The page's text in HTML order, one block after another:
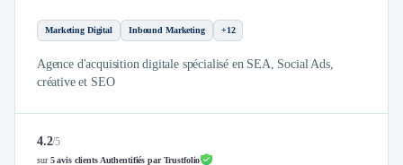
Marketing Digital Inbound Marketing +12
Agence d'acquisition digitale spécialisé en SEA, Social Ads,
créative et SEO
4.2/5
sur5 avis clients Authentifiés par Trustfolio